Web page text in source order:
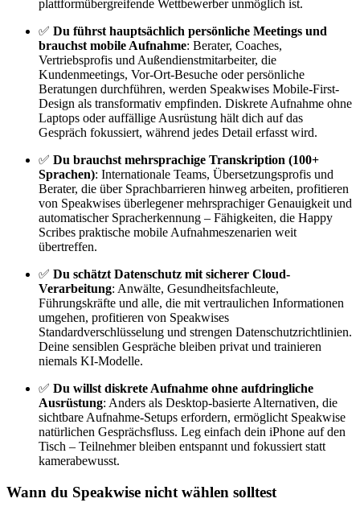
plattformübergreifende Wettbewerber unmöglich ist.
✅ Du führst hauptsächlich persönliche Meetings und
brauchst mobile Aufnahme: Berater, Coaches,
Vertriebsprofis und Außendienstmitarbeiter, die
Kundenmeetings, Vor-Ort-Besuche oder persönliche
Beratungen durchführen, werden Speakwises Mobile-First-
Design als transformativ empfinden. Diskrete Aufnahme ohne
Laptops oder auffällige Ausrüstung hält dich auf das
Gespräch fokussiert, während jedes Detail erfasst wird.
✅ Du brauchst mehrsprachige Transkription (100+
Sprachen): Internationale Teams, Übersetzungsprofis und
Berater, die über Sprachbarrieren hinweg arbeiten, profitieren
von Speakwises überlegener mehrsprachiger Genauigkeit und
automatischer Spracherkennung – Fähigkeiten, die Happy
Scribes praktische mobile Aufnahmeszenarien weit
übertreffen.
✅ Du schätzt Datenschutz mit sicherer Cloud-
Verarbeitung: Anwälte, Gesundheitsfachleute,
Führungskräfte und alle, die mit vertraulichen Informationen
umgehen, profitieren von Speakwises
Standardverschlüsselung und strengen Datenschutzrichtlinien.
Deine sensiblen Gespräche bleiben privat und trainieren
niemals KI-Modelle.
✅ Du willst diskrete Aufnahme ohne aufdringliche
Ausrüstung: Anders als Desktop-basierte Alternativen, die
sichtbare Aufnahme-Setups erfordern, ermöglicht Speakwise
natürlichen Gesprächsfluss. Leg einfach dein iPhone auf den
Tisch – Teilnehmer bleiben entspannt und fokussiert statt
kamerabewusst.
Wann du Speakwise nicht wählen solltest